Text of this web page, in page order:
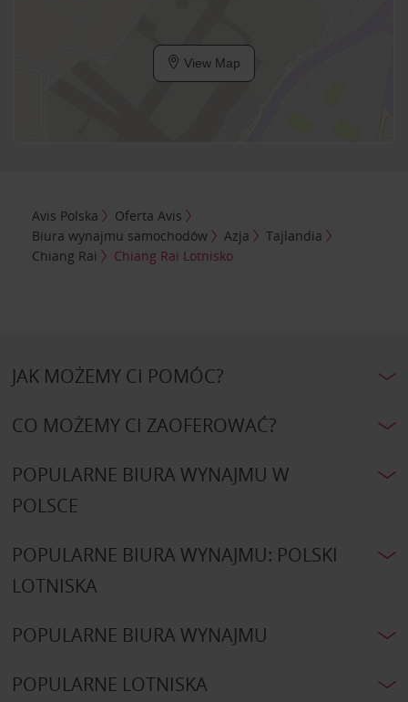
View Map
Avis Polska
Oferta Avis
Biura wynajmu samochodów
Azja
Tajlandia
Chiang Rai
Chiang Rai Lotnisko
JAK MOŻEMY CI POMÓC?
CO MOŻEMY CI ZAOFEROWAĆ?
POPULARNE BIURA WYNAJMU W
POLSCE
POPULARNE BIURA WYNAJMU: POLSKI
LOTNISKA
POPULARNE BIURA WYNAJMU
POPULARNE LOTNISKA